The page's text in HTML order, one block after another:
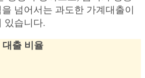
넘어서는 과도한 가계대출이
있습니다.
출 비율